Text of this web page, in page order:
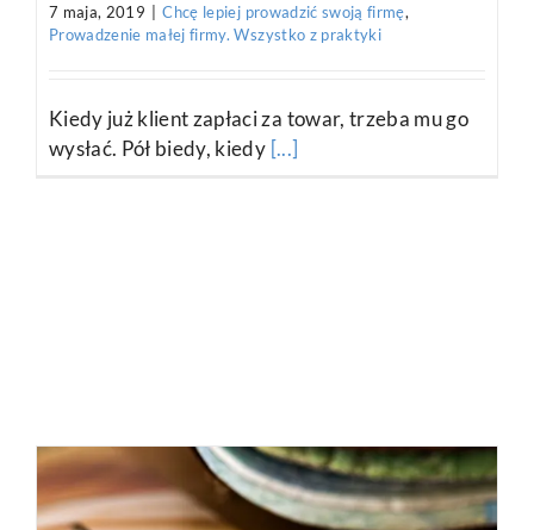
7 maja, 2019 Chcę lepiej prowadzić swoją firmę,
Prowadzenie małej firmy. Wszystko z praktyki
Kiedy już klient zapłaci za towar, trzeba mu go
wysłać. Pół biedy, kiedy [...]